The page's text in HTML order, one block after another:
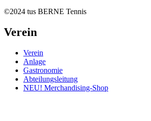
©2024 tus BERNE Tennis
Verein
Verein
Anlage
Gastronomie
Abteilungsleitung
NEU! Merchandising-Shop